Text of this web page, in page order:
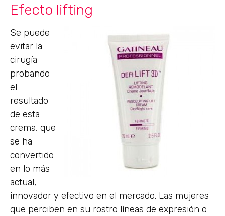
Efecto lifting
Se puede
evitar la
cirugía
probando
el
resultado
de esta
crema, que
se ha
convertido
en lo más
actual,
innovador y efectivo en el mercado. Las mujeres
que perciben en su rostro líneas de expresión o